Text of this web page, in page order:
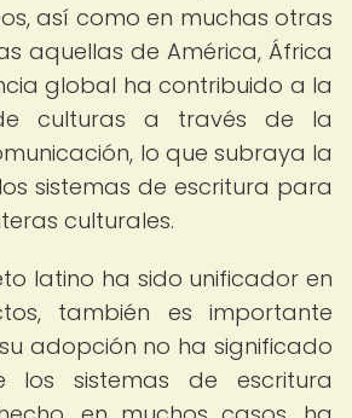
así como en muchas otras
aquellas de América, África
global ha contribuido a la
culturas a través de la
lo que subraya la
sistemas de escritura para
culturales.
latino ha sido unificador en
también es importante
adopción no ha significado
sistemas de escritura